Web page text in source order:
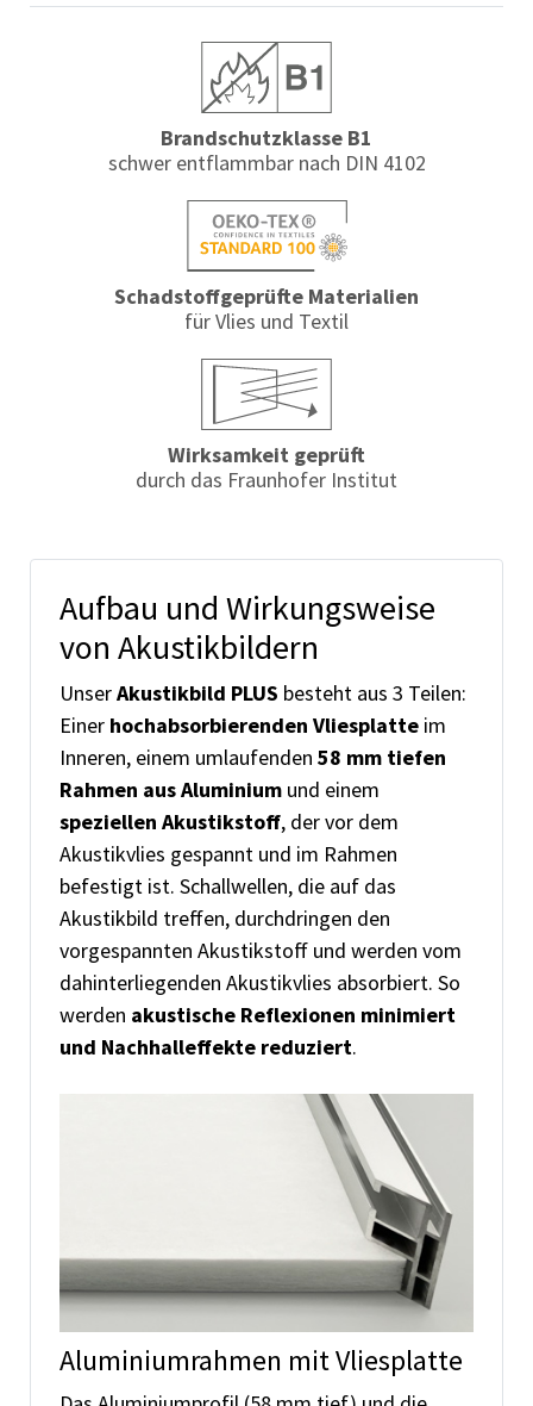
Brandschutzklasse B1
schwer entflammbar nach DIN 4102
Schadstoffgeprüfte Materialien
für Vlies und Textil
Wirksamkeit geprüft
durch das Fraunhofer Institut
Aufbau und Wirkungsweise
von Akustikbildern
UnserAkustikbild PLUS besteht aus 3 Teilen:
Einer hochabsorbierenden Vliesplatte im
Inneren, einem umlaufenden 58 mm tiefen
Rahmen aus Aluminium und einem
speziellen Akustikstoff, der vor dem
Akustikvlies gespannt und im Rahmen
befestigt ist. Schallwellen, die auf das
Akustikbild treffen, durchdringen den
vorgespannten Akustikstoff und werden vom
dahinterliegenden Akustikvlies absorbiert. So
werden akustische Reflexionen minimiert
und Nachhalleffekte reduziert.
Aluminiumrahmen mit Vliesplatte